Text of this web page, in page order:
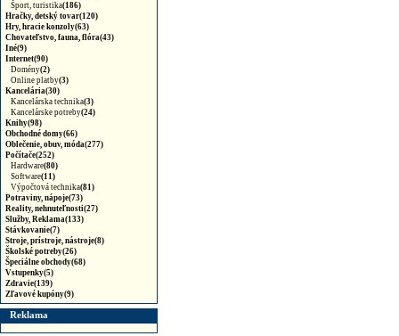
Šport, turistika(186)
Hračky, detský tovar(120)
Hry, hracie konzoly(63)
Chovateľstvo, fauna, flóra(43)
Iné(9)
Internet(90)
Domény(2)
Online platby(3)
Kancelária(30)
Kancelárska technika(3)
Kancelárske potreby(24)
Knihy(98)
Obchodné domy(66)
Oblečenie, obuv, móda(277)
Počítače(252)
Hardware(80)
Software(11)
Výpočtová technika(81)
Potraviny, nápoje(73)
Reality, nehnuteľnosti(27)
Služby, Reklama(133)
Stávkovanie(7)
Stroje, prístroje, nástroje(8)
Školské potreby(26)
Špeciálne obchody(68)
Vstupenky(5)
Zdravie(139)
Zľavové kupóny(9)
Reklama